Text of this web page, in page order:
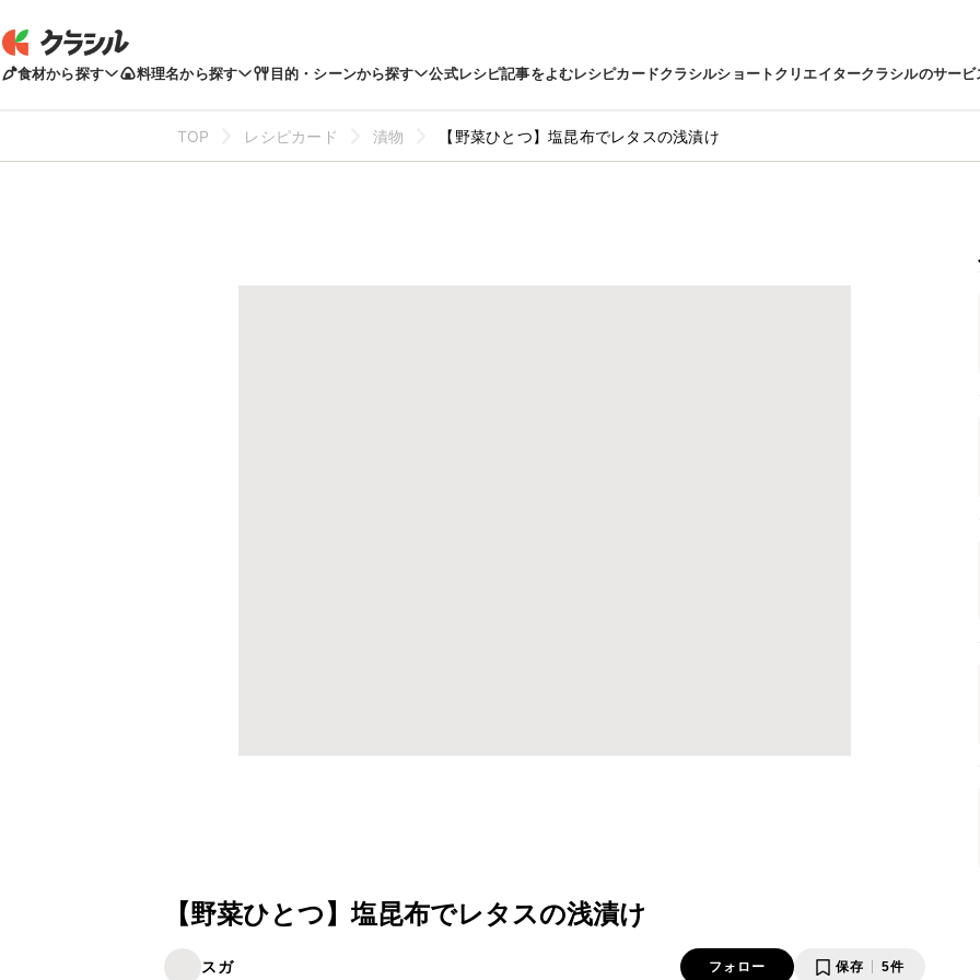
食材から探す 料理名から探す 目的・シーンから探す 公式レシピ記事をよむレシピカードクラシルショートクリエイタークラシルのサービ
TOP レシピカード 漬物 【野菜ひとつ】塩昆布でレタスの浅漬け
【野菜ひとつ】塩昆布でレタスの浅漬け
スガ フォロー 保存 5件